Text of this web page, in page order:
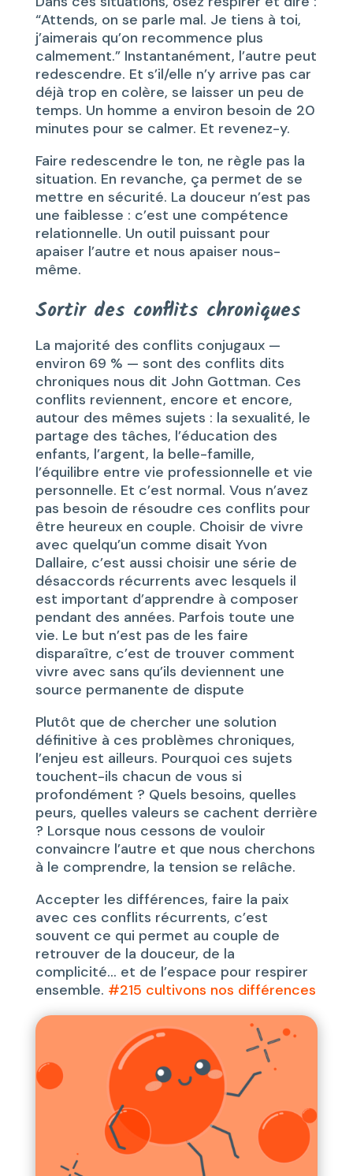
“Attends, on se parle mal. Je tiens à toi,
j’aimerais qu’on recommence plus
calmement.” Instantanément, l’autre peut
redescendre. Et s’il/elle n’y arrive pas car
déjà trop en colère, se laisser un peu de
temps. Un homme a environ besoin de 20
minutes pour se calmer. Et revenez-y.
Faire redescendre le ton, ne règle pas la
situation. En revanche, ça permet de se
mettre en sécurité. La douceur n’est pas
une faiblesse : c’est une compétence
relationnelle. Un outil puissant pour
apaiser l’autre et nous apaiser nous-
même.
Sortir des conflits chroniques
La majorité des conflits conjugaux —
environ 69 % — sont des conflits dits
chroniques nous dit John Gottman. Ces
conflits reviennent, encore et encore,
autour des mêmes sujets : la sexualité, le
partage des tâches, l’éducation des
enfants, l’argent, la belle-famille,
l’équilibre entre vie professionnelle et vie
personnelle. Et c’est normal. Vous n’avez
pas besoin de résoudre ces conflits pour
être heureux en couple. Choisir de vivre
avec quelqu’un comme disait Yvon
Dallaire, c’est aussi choisir une série de
désaccords récurrents avec lesquels il
est important d’apprendre à composer
pendant des années. Parfois toute une
vie. Le but n’est pas de les faire
disparaître, c’est de trouver comment
vivre avec sans qu’ils deviennent une
source permanente de dispute
Plutôt que de chercher une solution
définitive à ces problèmes chroniques,
l’enjeu est ailleurs. Pourquoi ces sujets
touchent-ils chacun de vous si
profondément ? Quels besoins, quelles
peurs, quelles valeurs se cachent derrière
? Lorsque nous cessons de vouloir
convaincre l’autre et que nous cherchons
à le comprendre, la tension se relâche.
Accepter les différences, faire la paix
avec ces conflits récurrents, c’est
souvent ce qui permet au couple de
retrouver de la douceur, de la
complicité… et de l’espace pour respirer
ensemble. #215 cultivons nos différences